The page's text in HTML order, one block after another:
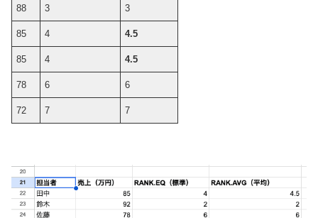
88 3 3
85 4 4.5
85 4 4.5
78 6 6
72 7 7